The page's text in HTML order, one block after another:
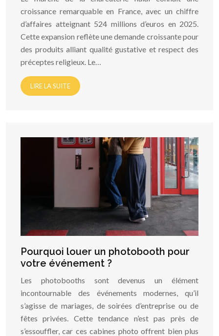
croissance remarquable en France, avec un chiffre
d’affaires atteignant 524 millions d’euros en 2025.
Cette expansion reflète une demande croissante pour
des produits alliant qualité gustative et respect des
préceptes religieux. Le…
LIRE LA SUITE
Pourquoi louer un photobooth pour
votre événement ?
Les photobooths sont devenus un élément
incontournable des événements modernes, qu’il
s’agisse de mariages, de soirées d’entreprise ou de
fêtes privées. Cette tendance n’est pas près de
s’essouffler, car ces cabines photo offrent bien plus